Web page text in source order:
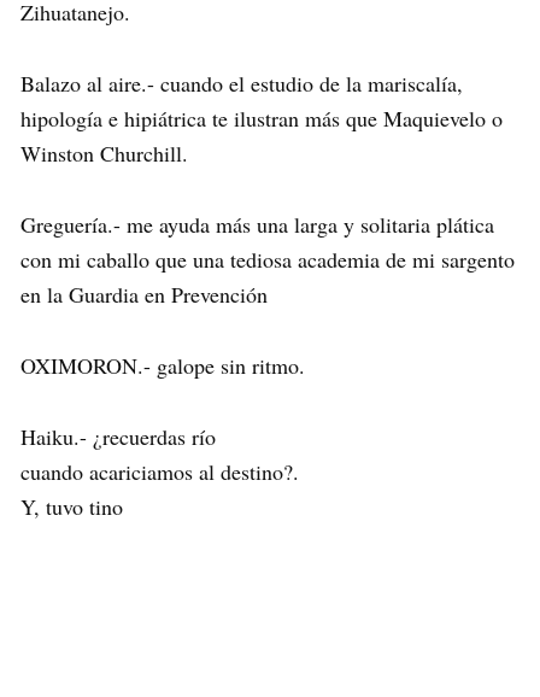
Zihuatanejo.
Balazo al aire.- cuando el estudio de la mariscalía,
hipología e hipiátrica te ilustran más que Maquievelo o
Winston Churchill.
Greguería.- me ayuda más una larga y solitaria plática
con mi caballo que una tediosa academia de mi sargento
en la Guardia en Prevención
OXIMORON.- galope sin ritmo.
Haiku.- ¿recuerdas río
cuando acariciamos al destino?.
Y, tuvo tino